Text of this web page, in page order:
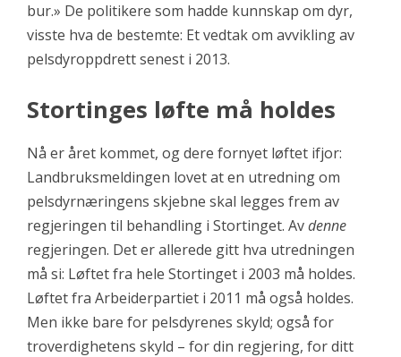
bur.» De politikere som hadde kunnskap om dyr,
visste hva de bestemte: Et vedtak om avvikling av
pelsdyroppdrett senest i 2013.
Stortinges løfte må holdes
Nå er året kommet, og dere fornyet løftet ifjor:
Landbruksmeldingen lovet at en utredning om
pelsdyrnæringens skjebne skal legges frem av
regjeringen til behandling i Stortinget. Avdenne
regjeringen. Det er allerede gitt hva utredningen
må si: Løftet fra hele Stortinget i 2003 må holdes.
Løftet fra Arbeiderpartiet i 2011 må også holdes.
Men ikke bare for pelsdyrenes skyld; også for
troverdighetens skyld – for din regjering, for ditt